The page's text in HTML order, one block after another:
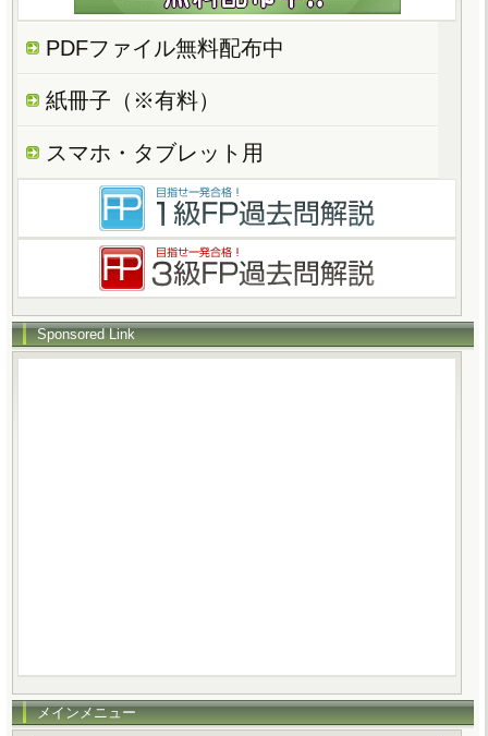
PDFファイル無料配布中
紙冊子（※有料）
スマホ・タブレット用
Sponsored Link
メインメニュー